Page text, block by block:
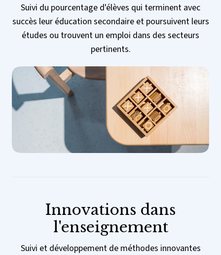
Suivi du pourcentage d'élèves qui terminent avec
succès leur éducation secondaire et poursuivent leurs
études ou trouvent un emploi dans des secteurs
pertinents.
Innovations dans
l'enseignement
Suivi et développement de méthodes innovantes